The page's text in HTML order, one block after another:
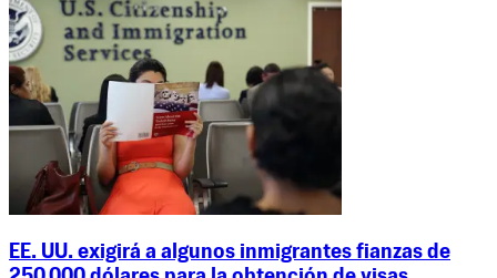
EE. UU. exigirá a algunos inmigrantes fianzas de